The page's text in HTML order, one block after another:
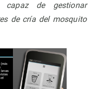
de gestionar
de cría del mosquito